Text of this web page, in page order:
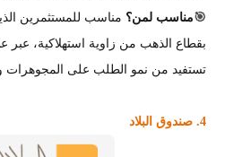
🎯مناسب لمن؟ مناسب للمستثمرين
بقطاع الذهب من زاوية استهلاكية، عبر
تستفيد من نمو الطلب على المجوهرات
4. صندوق البلاد